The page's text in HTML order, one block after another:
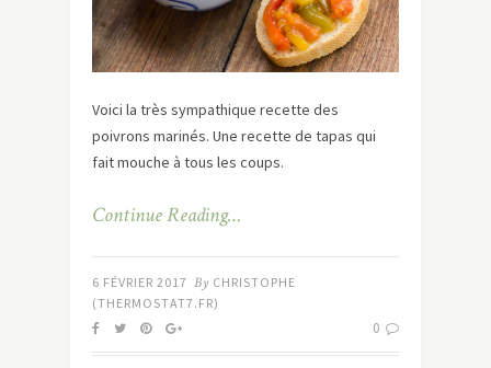
Voici la très sympathique recette des
poivrons marinés. Une recette de tapas qui
fait mouche à tous les coups.
Continue Reading…
6 FÉVRIER 2017 By CHRISTOPHE
(THERMOSTAT7.FR)
0